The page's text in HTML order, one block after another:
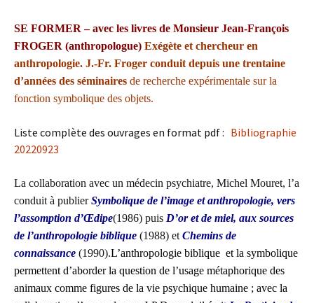
SE FORMER – avec les livres de Monsieur Jean-François
FROGER (anthropologue) Exégète et chercheur en
anthropologie. J.-Fr. Froger conduit depuis une trentaine
d’années des séminaires de recherche expérimentale sur la
fonction symbolique des objets.
Liste complète des ouvrages en format pdf : Bibliographie
20220923
La collaboration avec un médecin psychiatre, Michel Mouret, l’a
conduit à publierSymbolique de l’image et anthropologie, vers
l’assomption d’Œdipe(1986) puis D’or et de miel, aux sources
de l’anthropologie biblique (1988) et Chemins de
connaissance (1990).L’anthropologie biblique et la symbolique
permettent d’aborder la question de l’usage métaphorique des
animaux comme figures de la vie psychique humaine ; avec la